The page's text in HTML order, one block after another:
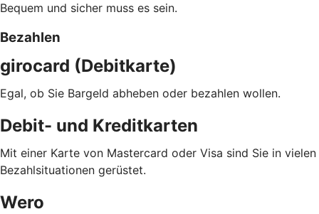
Bequem und sicher muss es sein.
Bezahlen
girocard (Debitkarte)
Egal, ob Sie Bargeld abheben oder bezahlen wollen.
Debit- und Kreditkarten
Mit einer Karte von Mastercard oder Visa sind Sie in vielen
Bezahlsituationen gerüstet.
Wero